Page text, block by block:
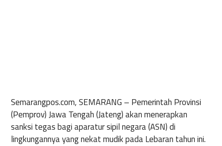
Semarangpos.com, SEMARANG – Pemerintah Provinsi
(Pemprov) Jawa Tengah (Jateng) akan menerapkan
sanksi tegas bagi aparatur sipil negara (ASN) di
lingkungannya yang nekat mudik pada Lebaran tahun ini.